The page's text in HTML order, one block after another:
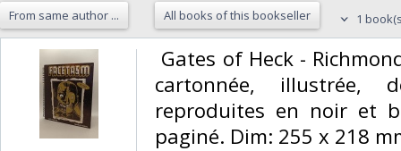
From same author ... All books of this bookseller 1
Gates of Heck -
cartonnée, illustrée,
reproduites en noir et
paginé. Dim: 255 x 218